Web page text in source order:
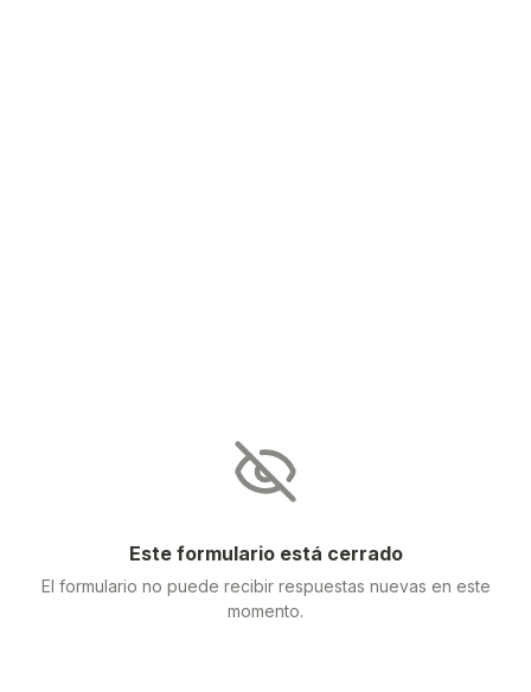
Este formulario está cerrado
El formulario no puede recibir respuestas nuevas en este
momento.